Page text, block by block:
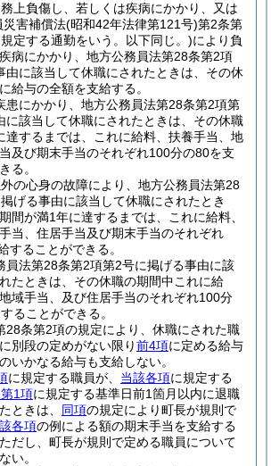
上負傷し、若しくは疾病にかかり、又は
害補償法(昭和42年法律第121号)第2条第
定する通勤をいう。以下同じ。)により負
病にかかり、地方公務員法第28条第2項
由に該当して休職にされたときは、その休
給与の全額を支給する。
患にかかり、地方公務員法第28条第2項第
に該当して休職にされたときは、その休職
達するまでは、これに給料、扶養手当、地
及び期末手当のそれぞれ100分の80を支
る。
外の心身の故障により、地方公務員法第28
げる事由に該当して休職にされたとき
間が満1年に達するまでは、これに給料、
当、住居手当及び期末手当のそれぞれ
することができる。
員法第28条第2項第2号に掲げる事由に該
たときは、その休職の期間中これに給
域手当、及び住居手当のそれぞれ100分
ることができる。
28条第2項の規定により、休職にされた職
別段の定めがない限り前4項に定める給与
いかなる給与も支給しない。
に規定する職員が、 当該各項に規定する
1項に規定する基準日前1箇月以内に退職
ときは、 同項の規定により町長が規則で
各項の例による額の期末手当を支給する
ただし、町長が規則で定める職員について
い。